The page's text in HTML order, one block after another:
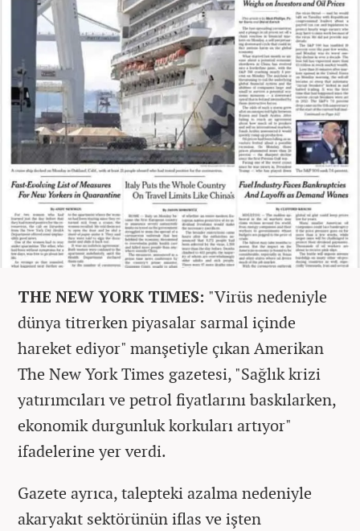
THE NEW YORK TIMES: "Virüs nedeniyle
dünya titrerken piyasalar sarmal içinde
hareket ediyor" manşetiyle çıkan Amerikan
The New York Times gazetesi, "Sağlık krizi
yatırımcıları ve petrol fiyatlarını baskılarken,
ekonomik durgunluk korkuları artıyor"
ifadelerine yer verdi.
Gazete ayrıca, talepteki azalma nedeniyle
akaryakıt sektörünün iflas ve işten